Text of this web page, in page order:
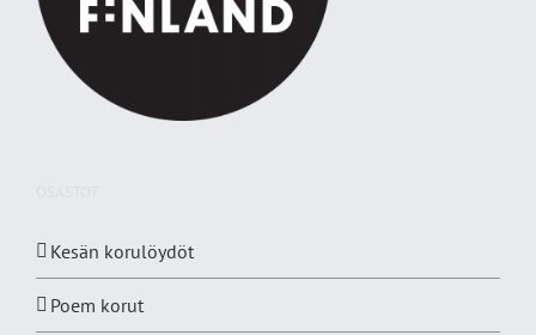
Kesän korulöydöt
Poem korut